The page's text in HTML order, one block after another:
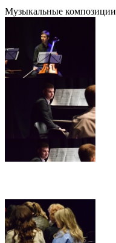
Музыкальные композиции